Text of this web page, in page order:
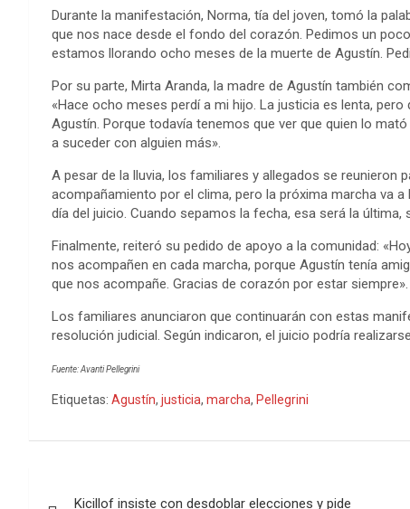
Durante la manifestación, Norma, tía del joven, tomó la
que nos nace desde el fondo del corazón. Pedimos un
estamos llorando ocho meses de la muerte de Agustín.
Por su parte, Mirta Aranda, la madre de Agustín también
«Hace ocho meses perdí a mi hijo. La justicia es lenta,
Agustín. Porque todavía tenemos que ver que quien lo
a suceder con alguien más».
A pesar de la lluvia, los familiares y allegados se
acompañamiento por el clima, pero la próxima marcha va
día del juicio. Cuando sepamos la fecha, esa será la
Finalmente, reiteró su pedido de apoyo a la comunidad:
nos acompañen en cada marcha, porque Agustín tenía
que nos acompañe. Gracias de corazón por estar siempre».
Los familiares anunciaron que continuarán con estas
resolución judicial. Según indicaron, el juicio podría
Fuente: Avanti Pellegrini
Etiquetas: Agustín, justicia, marcha, Pellegrini
Kicillof insiste con desdoblar elecciones y pide